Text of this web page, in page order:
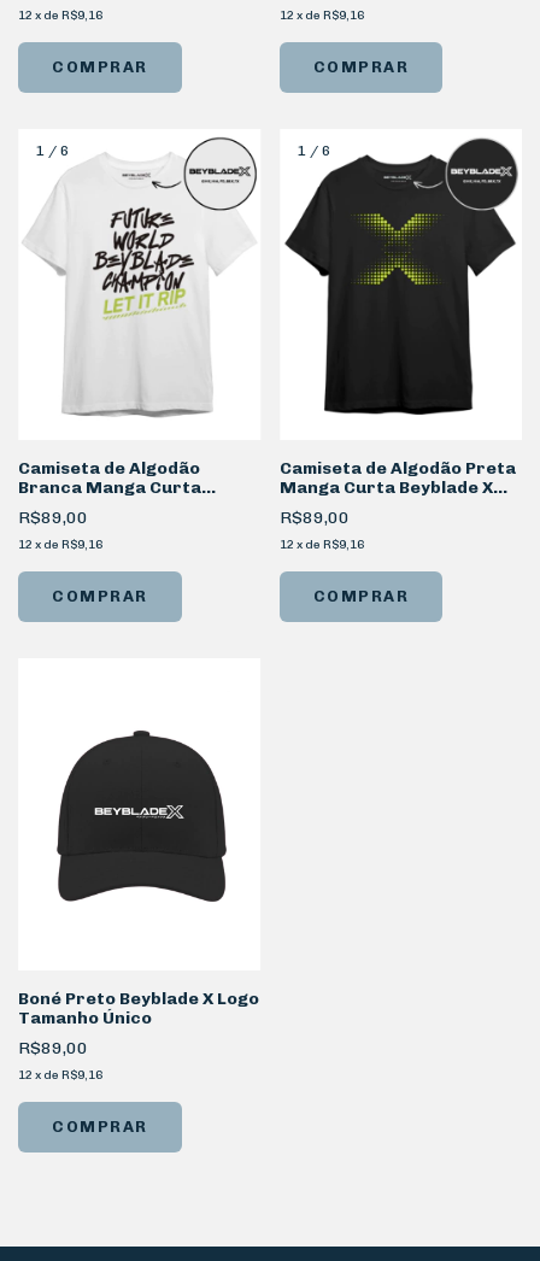
12 x de R$9,16
COMPRAR
12 x de R$9,16
COMPRAR
1 / 6
Camiseta de Algodão
Branca Manga Curta
Beyblade X Champion
R$89,00
12 x de R$9,16
COMPRAR
1/ 6
Camiseta de Algodão Preta
Manga Curta Beyblade X
BigX
R$89,00
12 x de R$9,16
COMPRAR
Boné Preto Beyblade X Logo
Tamanho Único
R$89,00
12 x de R$9,16
COMPRAR